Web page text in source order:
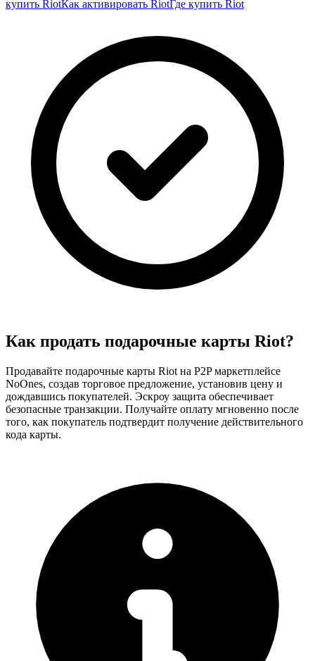
купить RiotКак активировать RiotГде купить Riot
Как продать подарочные карты Riot?
Продавайте подарочные карты Riot на P2P маркетплейсе
NoOnes, создав торговое предложение, установив цену и
дождавшись покупателей. Эскроу защита обеспечивает
безопасные транзакции. Получайте оплату мгновенно после
того, как покупатель подтвердит получение действительного
кода карты.